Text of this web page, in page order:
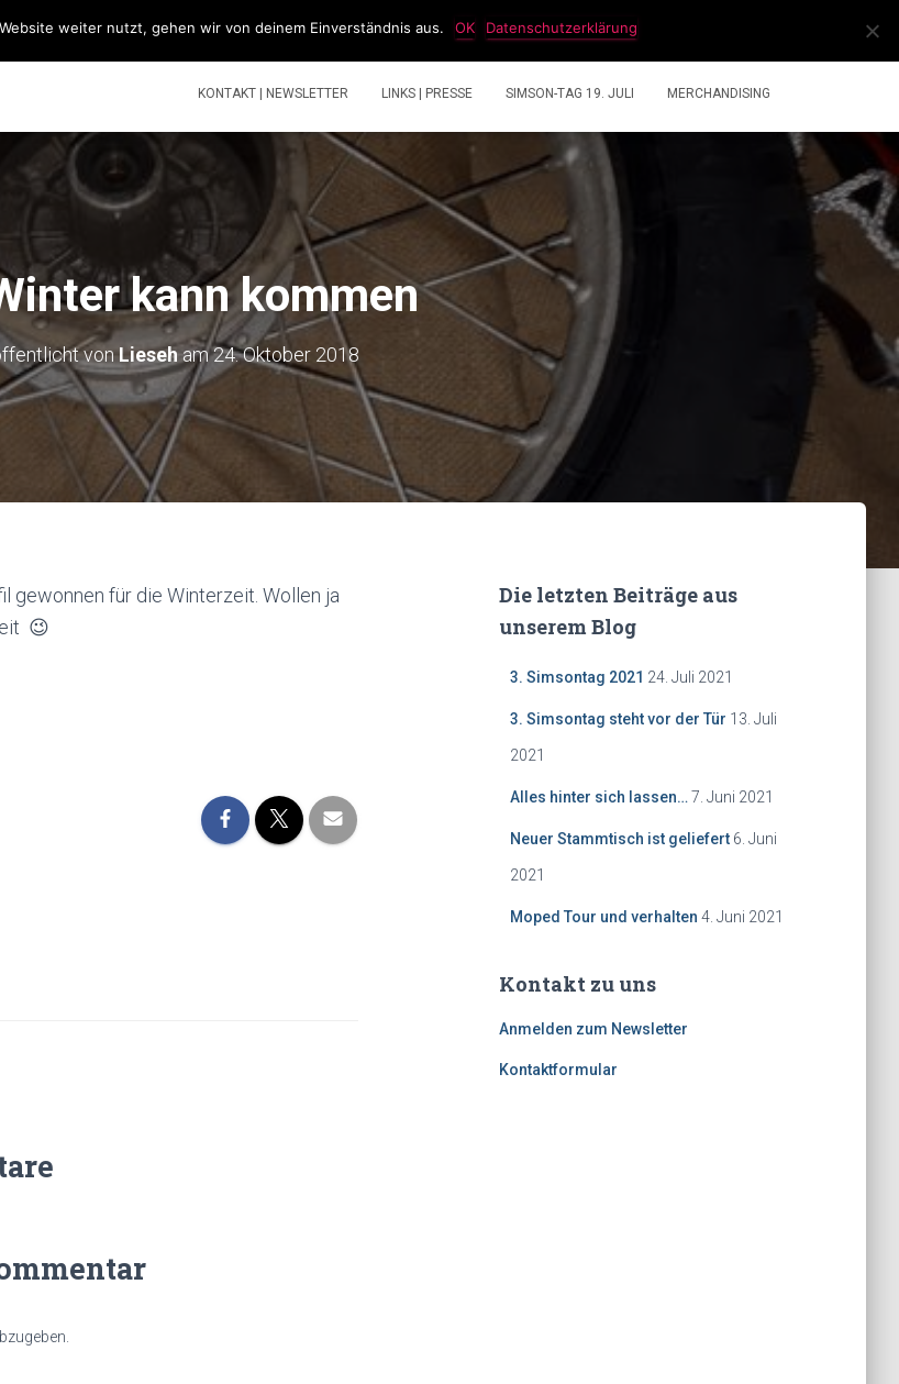
SIMSONBLOG „LASS KNATTERN“ SIMSON TOUREN | VIDEOS 2 TAKT GEMISCHRECHNER
KONTAKT | NEWSLETTER LINKS | PRESSE SIMSON-TAG 19. JULI MERCHANDISING
kann kommen
vonLieseham24. Oktober 2018
gewonnen für die Winterzeit. Wollen ja
😉
Die letzten Beiträge aus
unserem Blog
3. Simsontag 2021 24. Juli 2021
3. Simsontag steht vor der Tür 13. Juli
2021
Alles hinter sich lassen… 7. Juni 2021
Neuer Stammtisch ist geliefert 6. Juni
2021
Moped Tour und verhalten 4. Juni 2021
Kontakt zu uns
Anmelden zum Newsletter
Kontaktformular
weiter nutzt, gehen wir von deinem Einverständnis aus. OK Datenschutzerklärung